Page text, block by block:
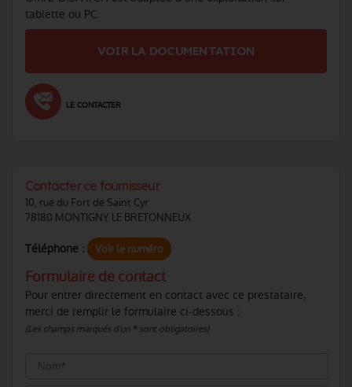
tablette ou PC.
VOIR LA DOCUMENTATION
LE CONTACTER
Contacter ce fournisseur
10, rue du Fort de Saint Cyr
78180 MONTIGNY LE BRETONNEUX
Téléphone : Voir le numéro
Formulaire de contact
Pour entrer directement en contact avec ce prestataire,
merci de remplir le formulaire ci-dessous :
(Les champs marqués d'un * sont obligatoires)